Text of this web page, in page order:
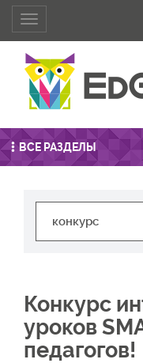
Toggle
navigation
ВСЕ РАЗДЕЛЫ
Конкурс
уроков
педагогов!